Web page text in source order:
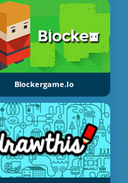
Blockergame.io